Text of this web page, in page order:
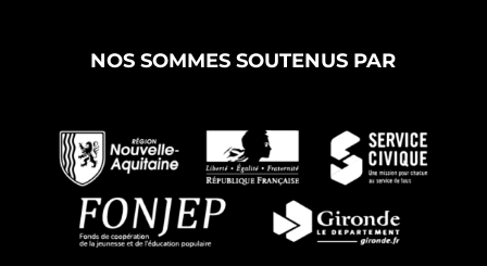
NOS SOMMES SOUTENUS PAR